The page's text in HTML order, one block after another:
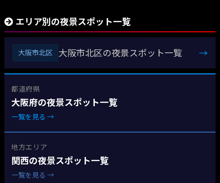
エリア別の夜景スポット一覧
大阪市北区 大阪市北区の夜景スポット一覧 →
都道府県
大阪府の夜景スポット一覧
一覧を見る →
地方エリア
関西の夜景スポット一覧
一覧を見る →